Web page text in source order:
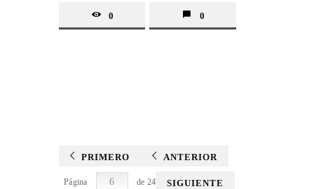
0 0
PRIMERO ANTERIOR
Página de 24 SIGUIENTE